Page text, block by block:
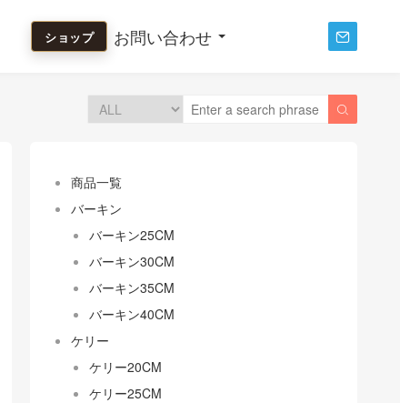
ショップ お問い合わせ 

商品一覧
バーキン
バーキン25CM
バーキン30CM
バーキン35CM
バーキン40CM
ケリー
ケリー20CM
ケリー25CM